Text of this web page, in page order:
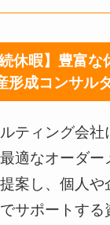
休暇】豊富
形成コンサル
ティング会社
適なオーダー
案し、個人
サポートする